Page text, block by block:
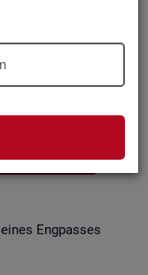
ge­run­det (siehe
Daten.
ALS CSV
Eng­pas­ses